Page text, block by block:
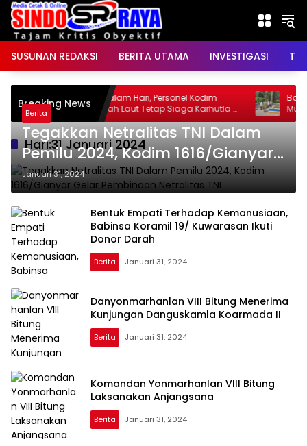
Langsung
konten
SUSUNAN REDAKSI
BERITA UTAMA INVESTIGASI TNI
Breaking NewsHingga Malam Hari, Personel Kodim
1009/Tanah Laut Tetap Siaga Karhutla di
Berbagai Lokasi
Bati
Murung
Terbuka
Hari:31 Januari 2024
Berita
Tegakkan Netralitas TNI Dalam
Pemilu 2024, Kodim 1616/Gianyar
Gelar Pembinaan Netralitas TNI
Januari 31, 2024
Bentuk Empati Terhadap Kemanusiaan,
Babinsa Koramil 19/ Kuwarasan Ikuti
Donor Darah
Berita Januari 31, 2024
Danyonmarhanlan VIII Bitung Menerima
Kunjungan Danguskamla Koarmada II
Berita Januari 31, 2024
Komandan Yonmarhanlan VIII Bitung
Laksanakan Anjangsana
Berita Januari 31, 2024